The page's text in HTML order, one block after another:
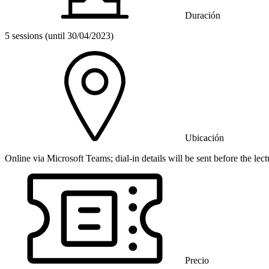
Duración
5 sessions (until 30/04/2023)
Ubicación
Online via Microsoft Teams; dial-in details will be sent before the
Precio